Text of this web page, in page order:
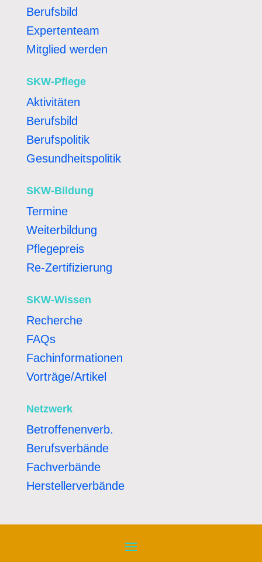
Berufsbild
Expertenteam
Mitglied werden
SKW-Pflege
Aktivitäten
Berufsbild
Berufspolitik
Gesundheitspolitik
SKW-Bildung
Termine
Weiterbildung
Pflegepreis
Re-Zertifizierung
SKW-Wissen
Recherche
FAQs
Fachinformationen
Vorträge/Artikel
Netzwerk
Betroffenenverb.
Berufsverbände
Fachverbände
Herstellerverbände